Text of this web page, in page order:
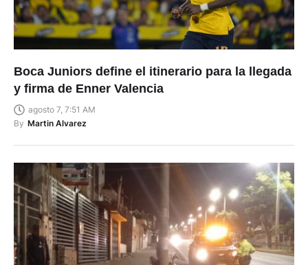
Boca Juniors define el itinerario para la llegada
y firma de Enner Valencia
agosto 7, 7:51 AM
By Martin Alvarez